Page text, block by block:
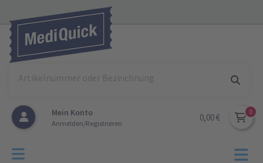
Mein Konto
Anmelden/Registrieren
0,00 €